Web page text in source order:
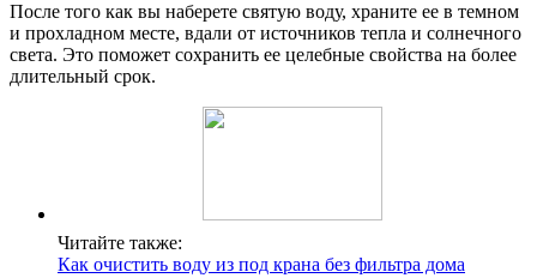
После того как вы наберете святую воду, храните ее в темном
и прохладном месте, вдали от источников тепла и солнечного
света. Это поможет сохранить ее целебные свойства на более
длительный срок.
Читайте также:
Как очистить воду из под крана без фильтра дома